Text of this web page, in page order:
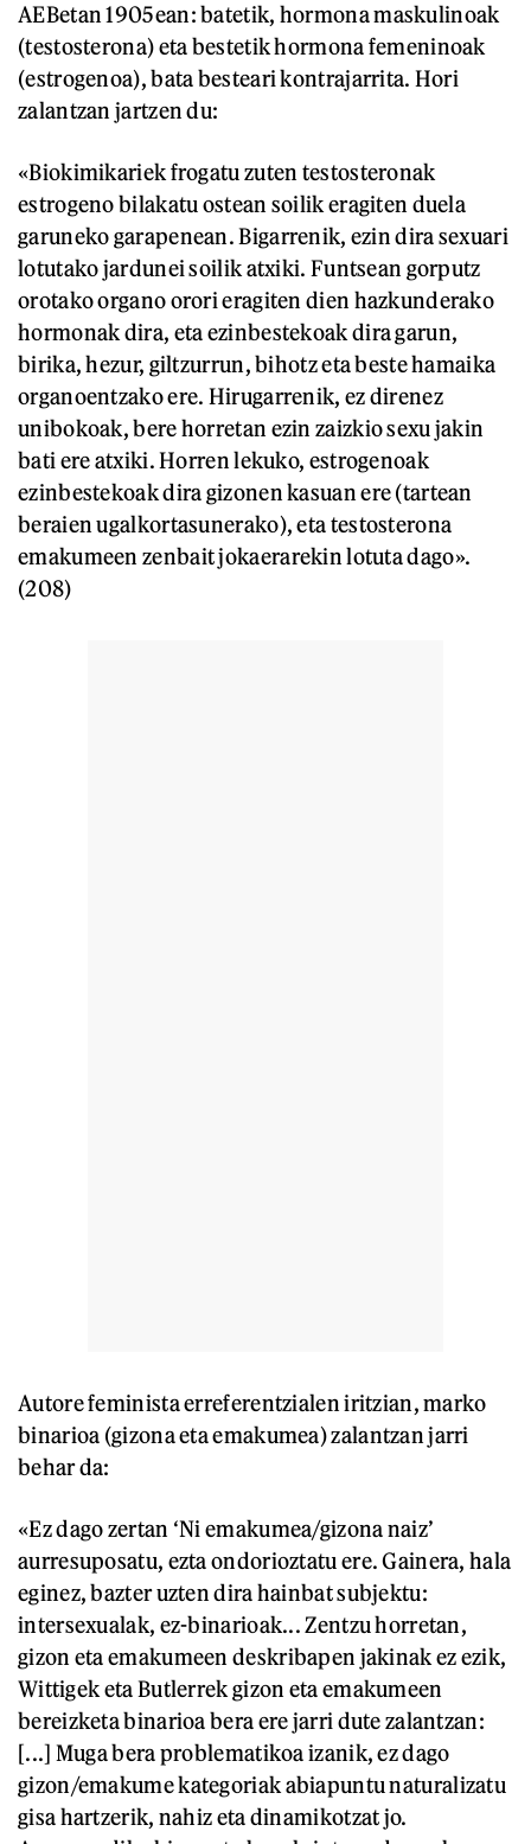
AEBetan 1905ean: batetik, hormona maskulinoak
(testosterona) eta bestetik hormona femeninoak
(estrogenoa), bata besteari kontrajarrita. Hori
zalantzan jartzen du:
«Biokimikariek frogatu zuten testosteronak
estrogeno bilakatu ostean soilik eragiten duela
garuneko garapenean. Bigarrenik, ezin dira sexuari
lotutako jardunei soilik atxiki. Funtsean gorputz
orotako organo orori eragiten dien hazkunderako
hormonak dira, eta ezinbestekoak dira garun,
birika, hezur, giltzurrun, bihotz eta beste hamaika
organoentzako ere. Hirugarrenik, ez direnez
unibokoak, bere horretan ezin zaizkio sexu jakin
bati ere atxiki. Horren lekuko, estrogenoak
ezinbestekoak dira gizonen kasuan ere (tartean
beraien ugalkortasunerako), eta testosterona
emakumeen zenbait jokaerarekin lotuta dago».
(208)
Autore feminista erreferentzialen iritzian, marko
binarioa (gizona eta emakumea) zalantzan jarri
behar da:
«Ez dago zertan ‘Ni emakumea/gizona naiz’
aurresuposatu, ezta ondorioztatu ere. Gainera, hala
eginez, bazter uzten dira hainbat subjektu:
intersexualak, ez-binarioak... Zentzu horretan,
gizon eta emakumeen deskribapen jakinak ez ezik,
Wittigek eta Butlerrek gizon eta emakumeen
bereizketa binarioa bera ere jarri dute zalantzan:
[...] Muga bera problematikoa izanik, ez dago
gizon/emakume kategoriak abiapuntu naturalizatu
gisa hartzerik, nahiz eta dinamikotzat jo.